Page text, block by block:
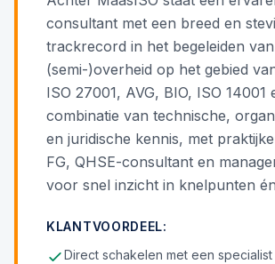
consultant met een breed en
trackrecord in het begeleiden
(semi-)overheid op het gebied
ISO 27001, AVG, BIO, ISO 14001
combinatie van technische,
en juridische kennis, met
FG, QHSE-consultant en
voor snel inzicht in knelpunten
KLANTVOORDEEL:
Direct schakelen met een